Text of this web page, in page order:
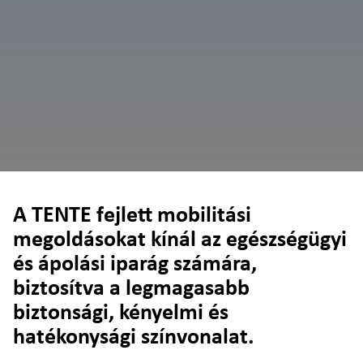
A TENTE fejlett mobilitási
megoldásokat kínál az egészségügyi
és ápolási iparág számára,
biztosítva a legmagasabb
biztonsági, kényelmi és
hatékonysági színvonalat.